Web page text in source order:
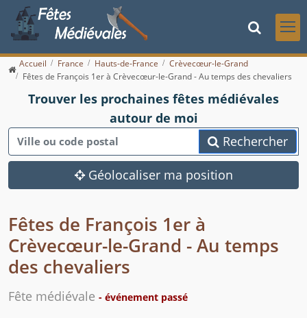
Accueil France Hauts-de-France
Crèvecœur-le-Grand
Fêtes de François 1er à Crèvecœur-le-Grand - Au temps des chevaliers
Trouver les prochaines fêtes médiévales
autour de moi
Rechercher
Géolocaliser ma position
Fêtes de François 1er à
Crèvecœur-le-Grand - Au temps
des chevaliers
Fête médiévale - événement passé